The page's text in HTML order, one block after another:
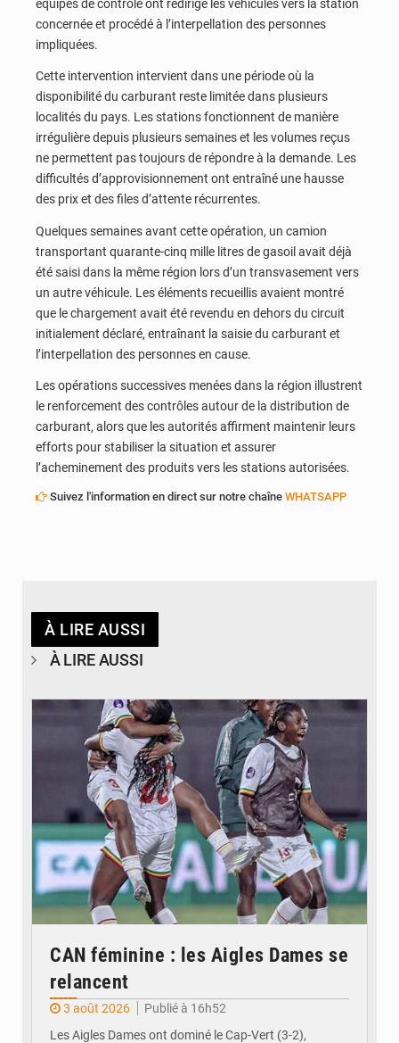
équipes de contrôle ont redirigé les véhicules vers la station
concernée et procédé à l’interpellation des personnes
impliquées.
Cette intervention intervient dans une période où la
disponibilité du carburant reste limitée dans plusieurs
localités du pays. Les stations fonctionnent de manière
irrégulière depuis plusieurs semaines et les volumes reçus
ne permettent pas toujours de répondre à la demande. Les
difficultés d’approvisionnement ont entraîné une hausse
des prix et des files d’attente récurrentes.
Quelques semaines avant cette opération, un camion
transportant quarante-cinq mille litres de gasoil avait déjà
été saisi dans la même région lors d’un transvasement vers
un autre véhicule. Les éléments recueillis avaient montré
que le chargement avait été revendu en dehors du circuit
initialement déclaré, entraînant la saisie du carburant et
l’interpellation des personnes en cause.
Les opérations successives menées dans la région illustrent
le renforcement des contrôles autour de la distribution de
carburant, alors que les autorités affirment maintenir leurs
efforts pour stabiliser la situation et assurer
l’acheminement des produits vers les stations autorisées.
Suivez l'information en direct sur notre chaîne WHATSAPP
À LIRE AUSSI
À LIRE AUSSI
© FEMAFOOT
CAN féminine : les Aigles Dames se
relancent
3 août 2026
Publié à 16h52
Les Aigles Dames ont dominé le Cap-Vert (3-2),